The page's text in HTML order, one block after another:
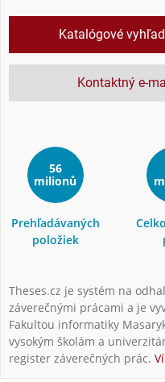
Katalógové
Kontaktný e-
56
milionů
Prehľadávaných
položiek
Theses.cz je systém na
záverečnými prácami a je
Fakultou informatiky
vysokým školám a
register záverečných prác.